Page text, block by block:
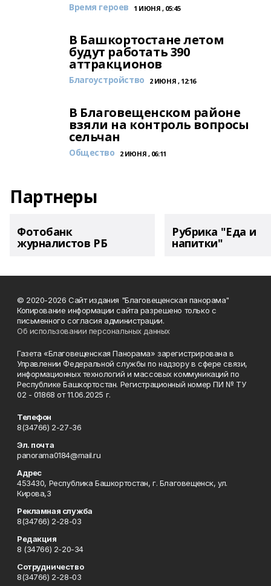
Время героев 1 ИЮНЯ , 05:45
В Башкортостане летом
будут работать 390
аттракционов
Благоустройство 2 ИЮНЯ , 12:16
В Благовещенском районе
взяли на контроль вопросы
сельчан
Общество 2 ИЮНЯ , 06:11
Партнеры
Фотобанк
журналистов РБ
Рубрика "Еда и
напитки"
© 2020-2026 Сайт издания "Благовещенская панорама"
Копирование информации сайта разрешено только с
письменного согласия администрации.
Об использовании персональных данных
Газета «Благовещенская Панорама» зарегистрирована в
Управлении Федеральной службы по надзору в сфере связи,
информационных технологий и массовых коммуникаций по
Республике Башкортостан. Регистрационный номер ПИ № ТУ
02 - 01868 от 11.06.2025 г.
Телефон
8(34766) 2-27-36
Эл. почта
panorama0184@mail.ru
Адрес
453430, Республика Башкортостан, г. Благовещенск, ул.
Кирова,3
Рекламная служба
8(34766) 2-28-03
Редакция
8 (34766) 2-20-34
Сотрудничество
8(34766) 2-28-03